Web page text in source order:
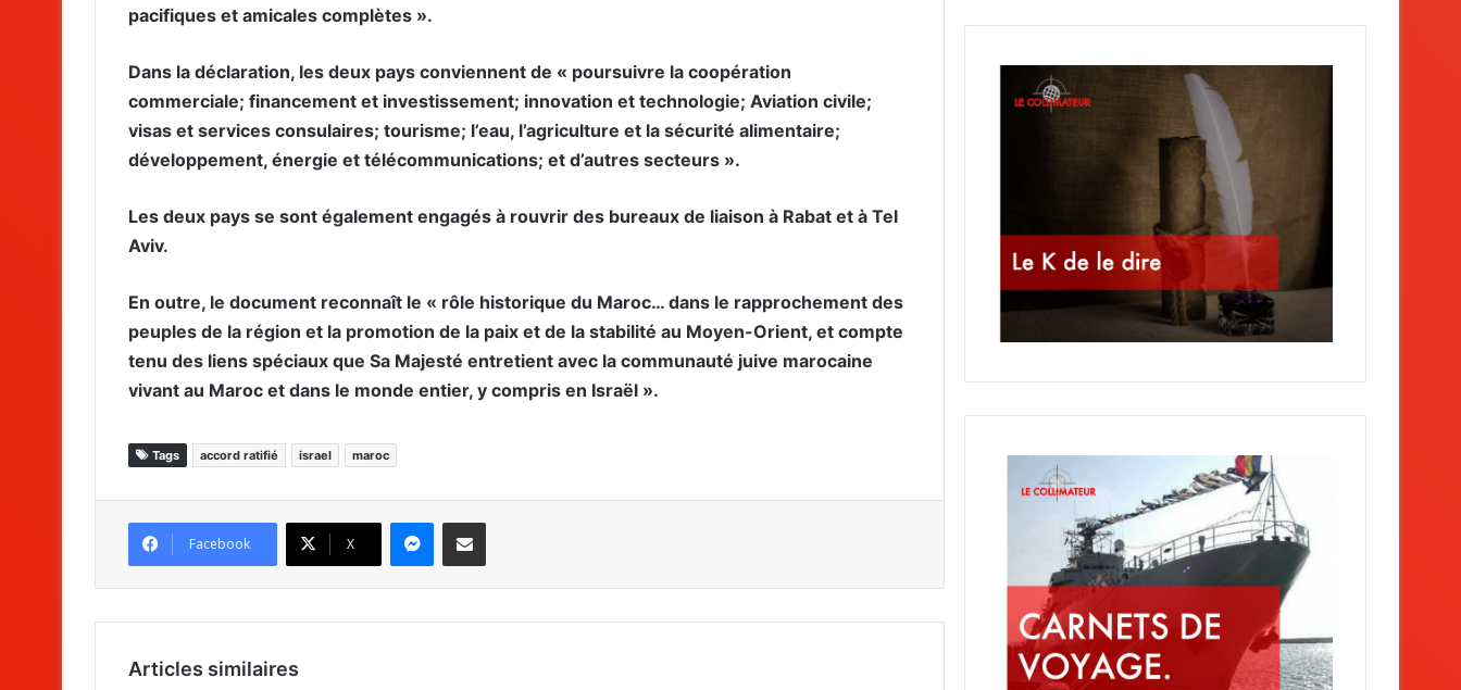
pacifiques et amicales complètes ».
Dans la déclaration, les deux pays conviennent de « poursuivre la coopération
commerciale; financement et investissement; innovation et technologie; Aviation civile;
visas et services consulaires; tourisme; l’eau, l’agriculture et la sécurité alimentaire;
développement, énergie et télécommunications; et d’autres secteurs ».
Les deux pays se sont également engagés à rouvrir des bureaux de liaison à Rabat et à Tel
Aviv.
En outre, le document reconnaît le « rôle historique du Maroc… dans le rapprochement des
peuples de la région et la promotion de la paix et de la stabilité au Moyen-Orient, et compte
tenu des liens spéciaux que Sa Majesté entretient avec la communauté juive marocaine
vivant au Maroc et dans le monde entier, y compris en Israël ».
Tags accord ratifié israel maroc
Facebook X
Articles similaires